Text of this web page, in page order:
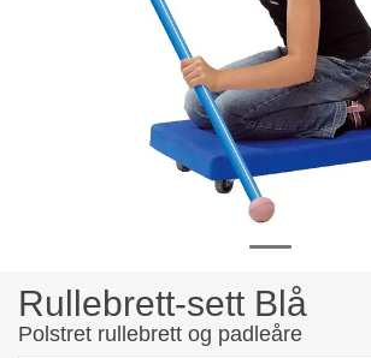
Rullebrett-sett Blå
Polstret rullebrett og padleåre